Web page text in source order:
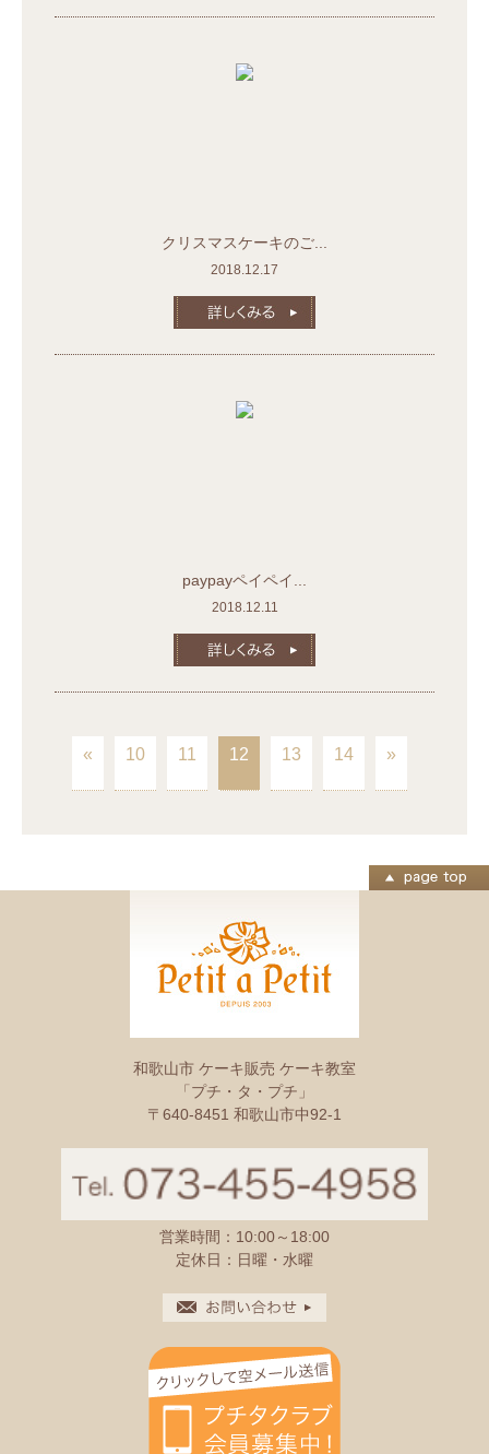
クリスマスケーキのご...
2018.12.17
paypayペイペイ...
2018.12.11
« 10 11 12 13 14 »
和歌山市 ケーキ販売 ケーキ教室
「プチ・タ・プチ」
〒640-8451 和歌山市中92-1
営業時間：10:00～18:00
定休日：日曜・水曜